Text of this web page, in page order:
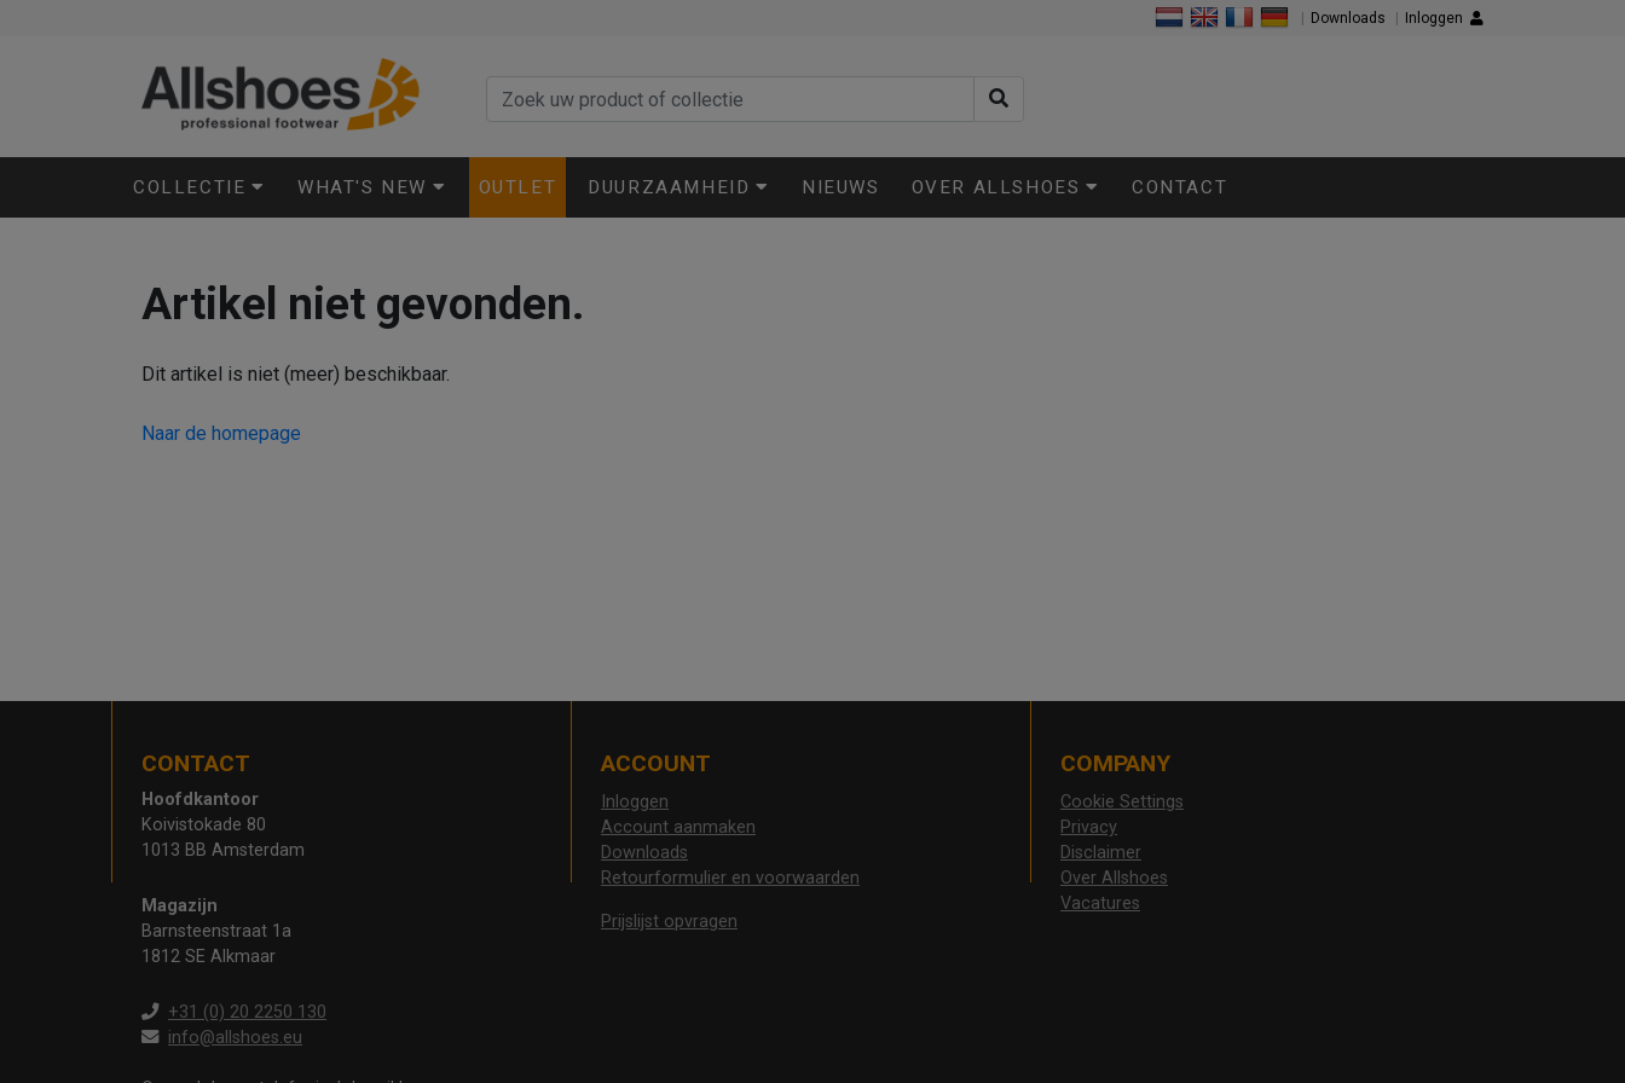
Inloggen
Downloads
COLLECTIE WHAT'S NEW OUTLET DUURZAAMHEID NIEUWS OVER ALLSHOES CONTACT
Artikel niet gevonden.
Dit artikel is niet (meer) beschikbaar.
Naar de homepage
CONTACT
Hoofdkantoor
Koivistokade 80
1013 BB Amsterdam
Magazijn
Barnsteenstraat 1a
1812 SE Alkmaar
+31 (0) 20 2250 130
info@allshoes.eu
ACCOUNT
Inloggen
Account aanmaken
Downloads
Retourformulier en voorwaarden
Prijslijst opvragen
COMPANY
Cookie Settings
Privacy
Disclaimer
Over Allshoes
Vacatures